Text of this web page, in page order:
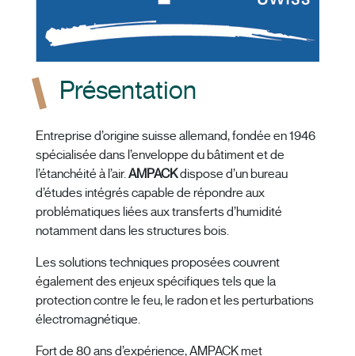
Présentation
Entreprise d’origine suisse allemand, fondée en 1946
spécialisée dans l’enveloppe du bâtiment et de
l’étanchéité à l’air.AMPACKdispose d’un bureau
d’études intégrés capable de répondre aux
problématiques liées aux transferts d’humidité
notamment dans les structures bois.
Les solutions techniques proposées couvrent
également des enjeux spécifiques tels que la
protection contre le feu, le radon et les perturbations
électromagnétique.
Fort de 80 ans d’expérience, AMPACK met